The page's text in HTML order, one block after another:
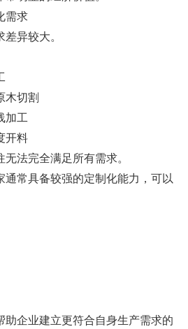
需求
异较大。
木切割
加工
开料
法完全满足所有需求。
通常具备较强的定制化能力，可以
助企业建立更符合自身生产需求的